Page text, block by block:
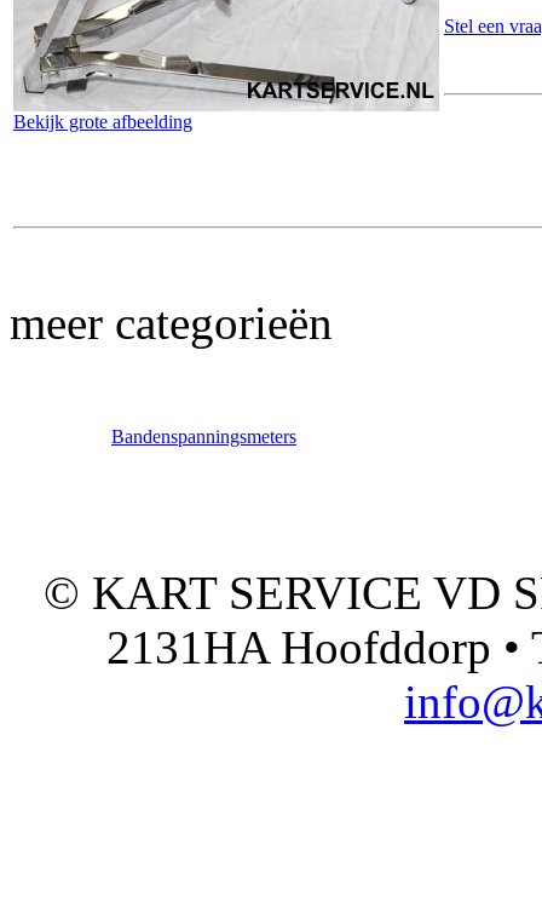
Bekijk grote afbeelding
Stel een
meer categorieën
Bandenspanningsmeters
© KART SERVICE VD
2131HA Hoofddorp •